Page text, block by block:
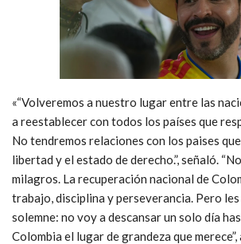
«“Volveremos a nuestro lugar entre las
a reestablecer con todos los países que
No tendremos relaciones con los paises
libertad y el estado de derecho.”, señaló.
milagros. La recuperación nacional de
trabajo, disciplina y perseverancia. Pero
solemne: no voy a descansar un solo día
Colombia el lugar de grandeza que merece”,